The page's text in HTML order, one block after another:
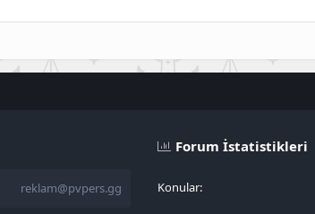
reklam@pvpers.gg
Forum İstatistikleri
Konular